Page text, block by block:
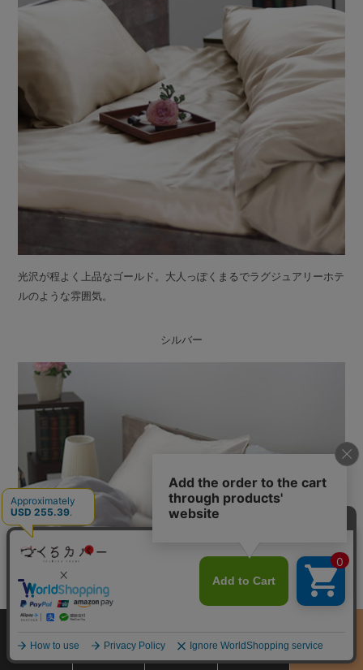
光沢が程よく上品なゴールド。大人っぽくまるでラグジュアリーホテ
ルのような雰囲気。
シルバー
商品をさがす
サイズ
お買物ガイド カート